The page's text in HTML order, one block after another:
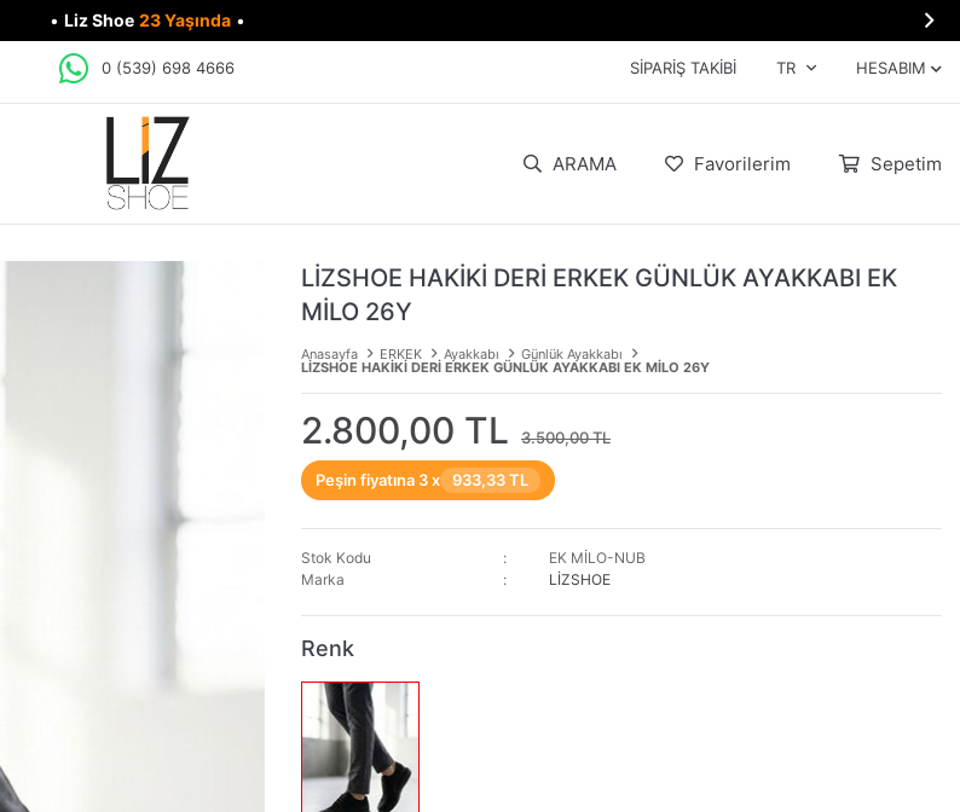
• Liz Shoe 23 Yaşında • 
0 (539) 698 4666 SIPARIŞ TAKIBI TR HESABIM
ARAMA Favorilerim Sepetim
LİZSHOE HAKİKİ DERİ ERKEK GÜNLÜK AYAKKABI EK
MİLO 26Y
Anasayfa ERKEK Ayakkabı Günlük Ayakkabı
LİZSHOE HAKİKİ DERİ ERKEK GÜNLÜK AYAKKABI EK MİLO 26Y
2.800,00 TL 3.500,00 TL
Peşin fiyatına 3 x 933,33 TL
Stok Kodu
EK MİLO-NUB
Marka
LİZSHOE
Renk